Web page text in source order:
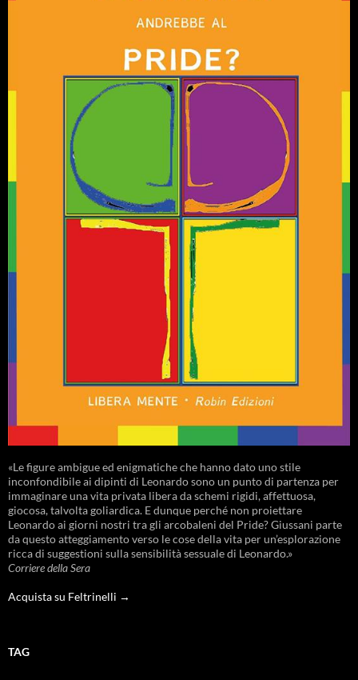
«Le figure ambigue ed enigmatiche che hanno dato uno stile
inconfondibile ai dipinti di Leonardo sono un punto di partenza per
immaginare una vita privata libera da schemi rigidi, affettuosa,
giocosa, talvolta goliardica. E dunque perché non proiettare
Leonardo ai giorni nostri tra gli arcobaleni del Pride? Giussani parte
da questo atteggiamento verso le cose della vita per un’esplorazione
ricca di suggestioni sulla sensibilità sessuale di Leonardo.»
Corriere della Sera
Acquista su Feltrinelli →
TAG